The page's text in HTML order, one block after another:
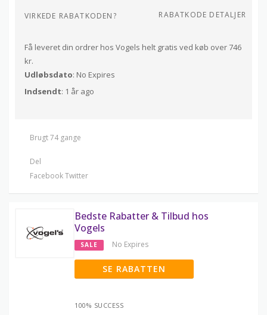
VIRKEDE RABATKODEN? RABATKODE DETALJER
Få leveret din ordrer hos Vogels helt gratis ved køb over 746
kr.
Udløbsdato: No Expires
Indsendt: 1 år ago
Brugt 74 gange
Del
FacebookTwitter
Bedste Rabatter & Tilbud hos
Vogels
SALE No Expires
SE RABATTEN
100% SUCCESS